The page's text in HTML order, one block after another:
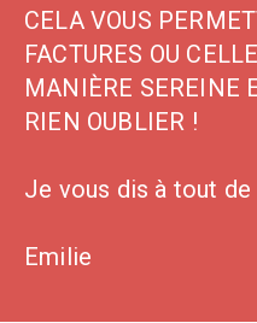
CELA VOUS
FACTURES OU
MANIÈRE SEREINE
RIEN OUBLIER !
Je vous dis à tout
Emilie